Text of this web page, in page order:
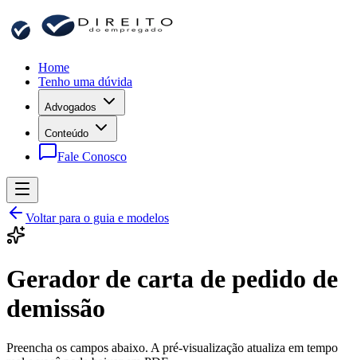
Home
Tenho uma dúvida
Advogados
Conteúdo
Fale Conosco
Voltar para o guia e modelos
Gerador de carta de pedido de
demissão
Preencha os campos abaixo. A pré-visualização atualiza em tempo